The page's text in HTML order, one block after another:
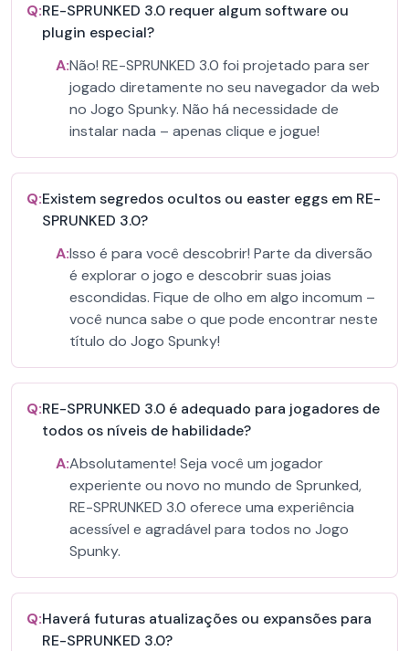
Q:RE-SPRUNKED 3.0 requer algum software ou
plugin especial?
A:Não! RE-SPRUNKED 3.0 foi projetado para ser
jogado diretamente no seu navegador da web
no Jogo Spunky. Não há necessidade de
instalar nada – apenas clique e jogue!
Q:Existem segredos ocultos ou easter eggs em RE-
SPRUNKED 3.0?
A:Isso é para você descobrir! Parte da diversão
é explorar o jogo e descobrir suas joias
escondidas. Fique de olho em algo incomum –
você nunca sabe o que pode encontrar neste
título do Jogo Spunky!
Q:RE-SPRUNKED 3.0 é adequado para jogadores de
todos os níveis de habilidade?
A:Absolutamente! Seja você um jogador
experiente ou novo no mundo de Sprunked,
RE-SPRUNKED 3.0 oferece uma experiência
acessível e agradável para todos no Jogo
Spunky.
Q:Haverá futuras atualizações ou expansões para
RE-SPRUNKED 3.0?